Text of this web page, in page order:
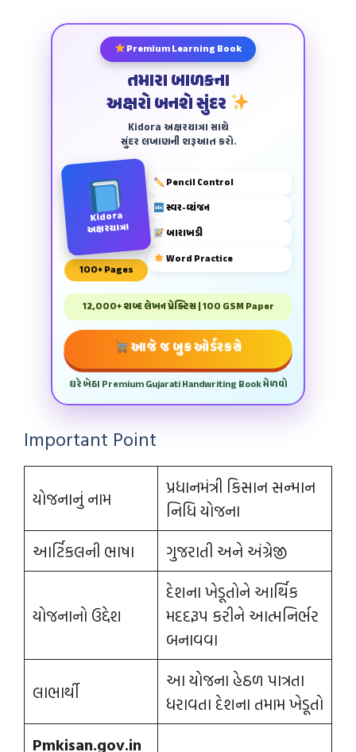
Premium Learning Book
તમારા બાળકના
અક્ષરો બનશે સુંદર
Kidora અક્ષરયાત્રા સાથે
સુંદર લખાણની શરૂઆત કરો.
Kidora
અક્ષરયાત્રા
100+ Pages
Pencil Control
સ્વર-વ્યંજન
બારાખડી
Word Practice
12,000+ શબ્દ લેખન પ્રેક્ટિસ | 100 GSM Paper
આજે જ બુક ઓર્ડર કરો
ઘરે બેઠા Premium Gujarati Handwriting Book મેળવો
Important Point
યોજનાનું નામ
પ્રધાનમંત્રી કિસાન સન્માન
નિધિ યોજના
આર્ટિકલની ભાષા
ગુજરાતી અને અંગ્રેજી
યોજનાનો ઉદ્દેશ
દેશના ખેડૂતોને આર્થિક
મદદરૂપ કરીને આત્મનિર્ભર
બનાવવા
લાભાર્થી
આ યોજના હેઠળ પાત્રતા
ધરાવતા દેશના તમામ ખેડૂતો
Pmkisan.gov.in